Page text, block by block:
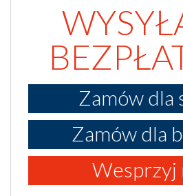
Zamów dla
Zamów dla
Wesprzyj